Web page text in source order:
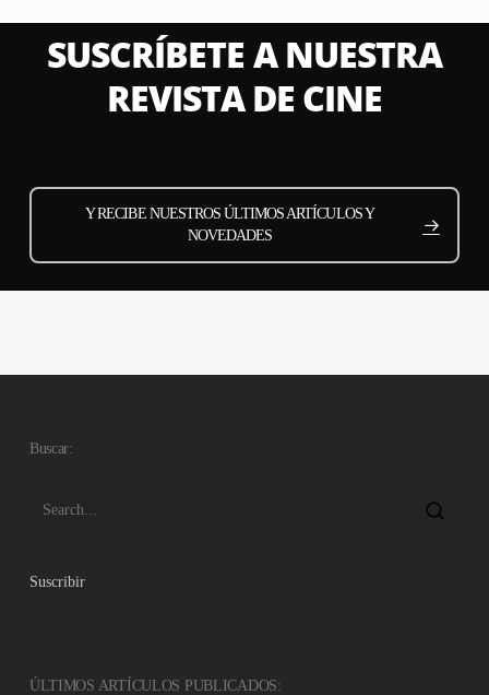
SUSCRÍBETE A NUESTRA
REVISTA DE CINE
Y RECIBE NUESTROS ÚLTIMOS ARTÍCULOS Y
NOVEDADES
Buscar:
Suscribir
ÚLTIMOS ARTÍCULOS PUBLICADOS: